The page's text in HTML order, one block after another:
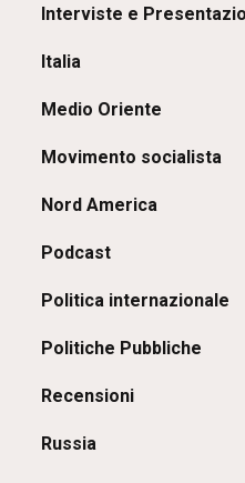
Interviste e
Italia
Medio Oriente
Movimento socialista
Nord America
Podcast
Politica internazionale
Politiche Pubbliche
Recensioni
Russia